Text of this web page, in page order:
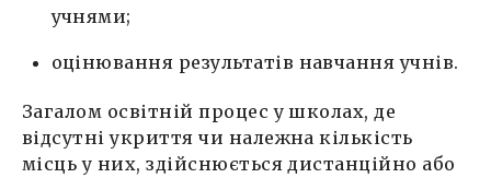
учнями;
оцінювання результатів навчання учнів.
Загалом освітній процес у школах, де
відсутні укриття чи належна кількість
місць у них, здійснюється дистанційно або